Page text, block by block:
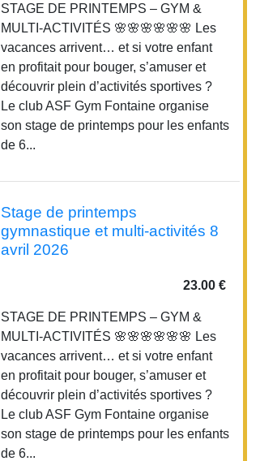
STAGE DE PRINTEMPS – GYM &
MULTI-ACTIVITÉS 🌸🌸🌸🌸🌸🌸 Les
vacances arrivent… et si votre enfant
en profitait pour bouger, s’amuser et
découvrir plein d’activités sportives ?
Le club ASF Gym Fontaine organise
son stage de printemps pour les enfants
de 6...
Stage de printemps
gymnastique et multi-activités 8
avril 2026
23.00 €
STAGE DE PRINTEMPS – GYM &
MULTI-ACTIVITÉS 🌸🌸🌸🌸🌸🌸 Les
vacances arrivent… et si votre enfant
en profitait pour bouger, s’amuser et
découvrir plein d’activités sportives ?
Le club ASF Gym Fontaine organise
son stage de printemps pour les enfants
de 6...